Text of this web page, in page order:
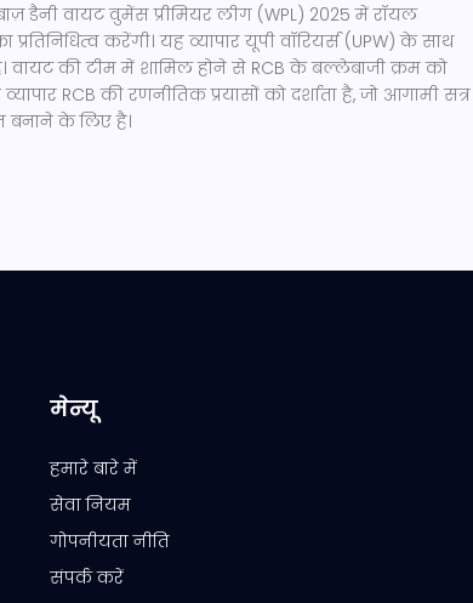
डैनी वायट वुमेंस प्रीमियर लीग (WPL) 2025 में रॉयल
करेंगी। यह व्यापार यूपी वॉरियर्स (UPW) के साथ
वायट की टीम में शामिल होने से RCB के बल्लेबाजी क्रम को
RCB की रणनीतिक प्रयासों को दर्शाता है, जो आगामी सत्र
के लिए है।
मेन्यू
हमारे बारे में
सेवा नियम
गोपनीयता नीति
संपर्क करें